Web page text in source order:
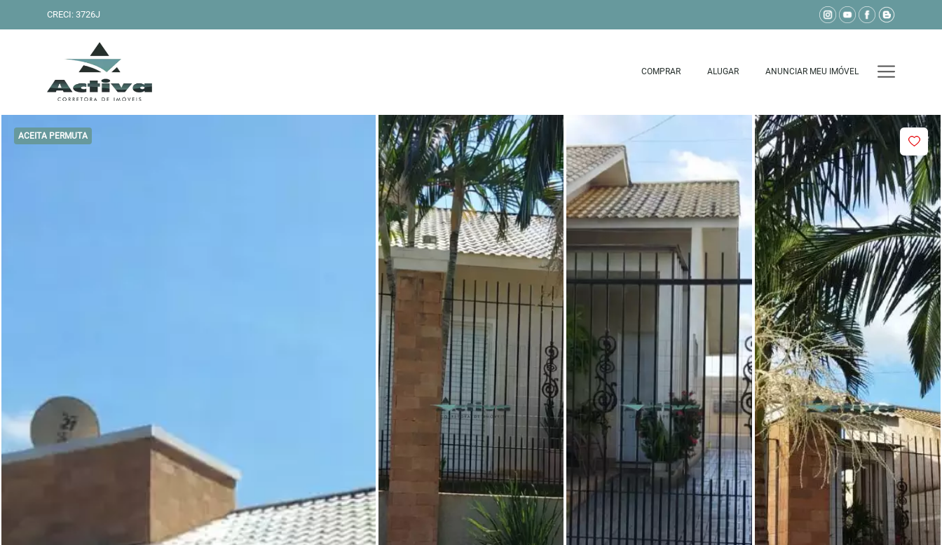
CRECI: 3726J
COMPRAR ALUGAR ANUNCIAR MEU IMÓVEL
ACEITA PERMUTA